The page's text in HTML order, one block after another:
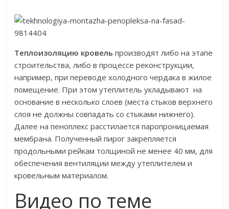
Теплоизоляцию кровель производят либо на этапе
строительства, либо в процессе реконструкции,
например, при переводе холодного чердака в жилое
помещение. При этом утеплитель укладывают на
основание в несколько слоев (места стыков верхнего
слоя не должны совпадать со стыками нижнего).
Далее на пеноплекс расстилается паропроницаемая
мембрана. Полученный пирог закрепляется
продольными рейкам толщиной не менее 40 мм, для
обеспечения вентиляции между утеплителем и
кровельным материалом.
Видео по теме